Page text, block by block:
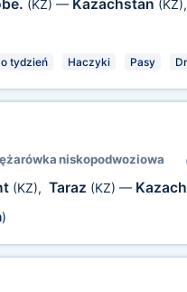
(KZ) — Kazachstan (KZ)
tydzień Haczyki Pasy
niskopodwoziowa
(KZ), Taraz (KZ) —
)